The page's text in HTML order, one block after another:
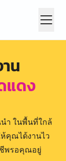
น
แดง
ำ ในพื้นที่ใกล้
คุณได้งานไว
ชีพรอคุณอยู่